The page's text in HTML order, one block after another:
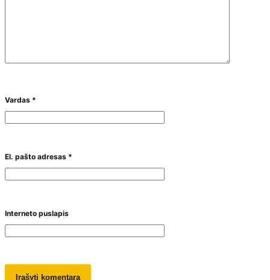
Vardas *
El. pašto adresas *
Interneto puslapis